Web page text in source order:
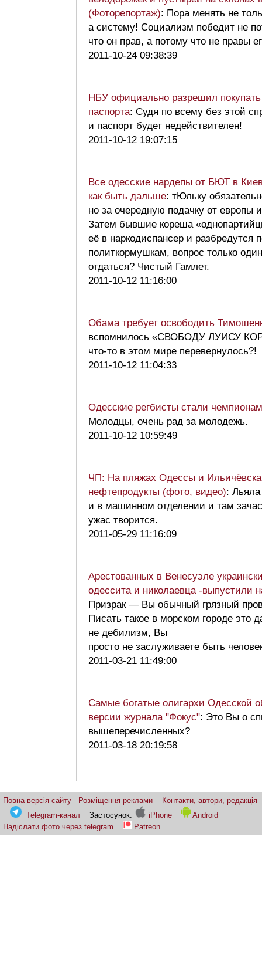
(Фоторепортаж): Пора менять не
а систему! Социализм победит не
что он прав, а потому что не правы
2011-10-24 09:38:39
НБУ официально разрешил
паспорта: Cудя по всему без этой
и паспорт будет недействителен!
2011-10-12 19:07:15
Все одесские нардепы от БЮТ в
как быть дальше: тЮльку
но за очередную подачку от европы
Затем бывшие кореша
её в наркодиспансер и разбредутся
политкормушкам, вопрос только
отдаться? Чистый Гамлет.
2011-10-12 11:16:00
Обама требует освободить
вспомнилось «СВОБОДУ ЛУИСУ
что-то в этом мире перевернулось?!
2011-10-12 11:04:33
Одесские регбисты стали
Молодцы, очень рад за молодежь.
2011-10-12 10:59:49
ЧП: На пляжах Одессы и
нефтепродукты (фото, видео): Льяла
и в машинном отделении и там
ужас творится.
2011-05-29 11:16:09
Арестованных в Венесуэле
одессита и николаевца -выпустили
Призрак — Вы обычный грязный
Писать такое в морском городе это
не дебилизм, Вы
просто не заслуживаете быть
2011-03-21 11:49:00
Самые богатые олигархи Одесской
версии журнала "Фокус": Это Вы о
вышеперечисленных?
2011-03-18 20:19:58
Повна версія сайту Розміщення реклами
Контакти, автори, редакція
Telegram-канал
Застосунок: iPhone
Android
Надіслати фото через telegram
Patreon